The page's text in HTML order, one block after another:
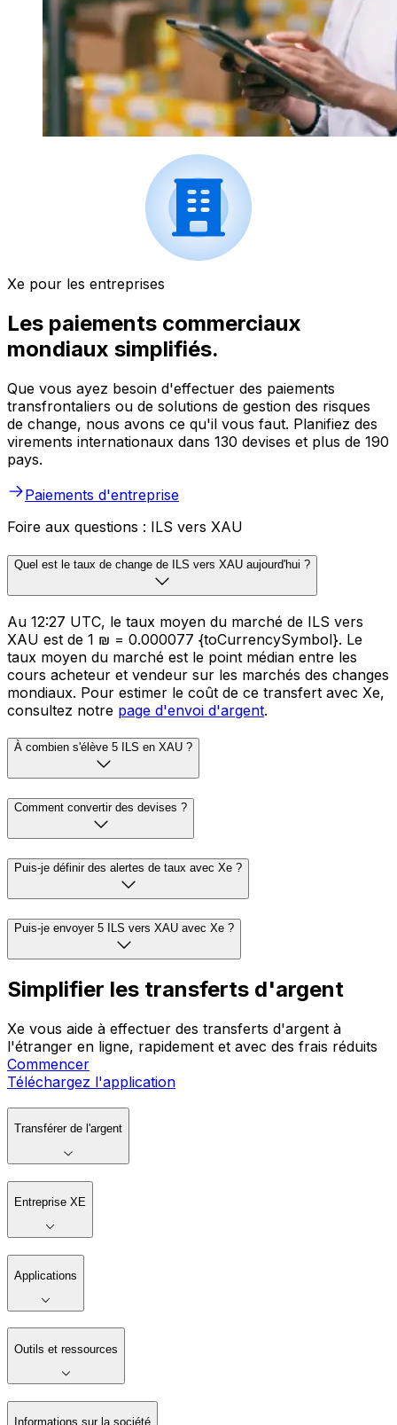
Xe pour les entreprises
Les paiements commerciaux
mondiaux simplifiés.
Que vous ayez besoin d'effectuer des paiements
transfrontaliers ou de solutions de gestion des risques
de change, nous avons ce qu'il vous faut. Planifiez des
virements internationaux dans 130 devises et plus de 190
pays.
Paiements d'entreprise
Foire aux questions : ILS vers XAU
Quel est le taux de change de ILS vers XAU aujourd'hui ?
Au 12:27 UTC, le taux moyen du marché de ILS vers
XAU est de 1 ₪ = 0.000077 {toCurrencySymbol}. Le
taux moyen du marché est le point médian entre les
cours acheteur et vendeur sur les marchés des changes
mondiaux. Pour estimer le coût de ce transfert avec Xe,
consultez notre page d'envoi d'argent.
À combien s'élève 5 ILS en XAU ?
Comment convertir des devises ?
Puis-je définir des alertes de taux avec Xe ?
Puis-je envoyer 5 ILS vers XAU avec Xe ?
Simplifier les transferts d'argent
Xe vous aide à effectuer des transferts d'argent à
l'étranger en ligne, rapidement et avec des frais réduits
Commencer
Téléchargez l'application
Transférer de l'argent
Entreprise XE
Applications
Outils et ressources
Informations sur la société